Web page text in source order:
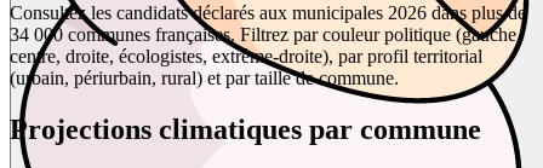
Consultez les candidats déclarés aux municipales 2026 dans plus de
34 000 communes françaises. Filtrez par couleur politique (gauche,
centre, droite, écologistes, extrême-droite), par profil territorial
(urbain, périurbain, rural) et par taille de commune.
Projections climatiques par commune